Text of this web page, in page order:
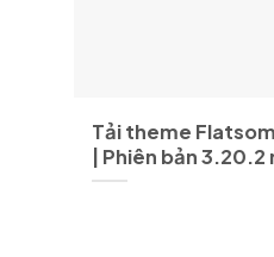
Tải theme
| Phiên bản